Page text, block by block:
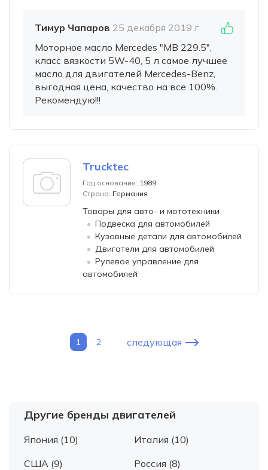
Тимур Чапаров 25 декабря 2019 г.
Моторное масло Mercedes "MB 229.5",
класс вязкости 5W-40, 5 л самое лучшее
масло для двигателей Mercedes-Benz,
выгодная цена, качество на все 100%.
Рекомендую!!!
Trucktec
Год основания: 1989
Страна: Германия
Товары для авто- и мототехники
Подвеска для автомобилей
Кузовные детали для автомобилей
Двигатели для автомобилей
Рулевое управление для
автомобилей
1 2 следующая
Другие бренды двигателей
Япония (10)
Италия (10)
США (9)
Россия (8)